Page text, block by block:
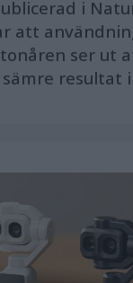
i
att
ser ut
resultat